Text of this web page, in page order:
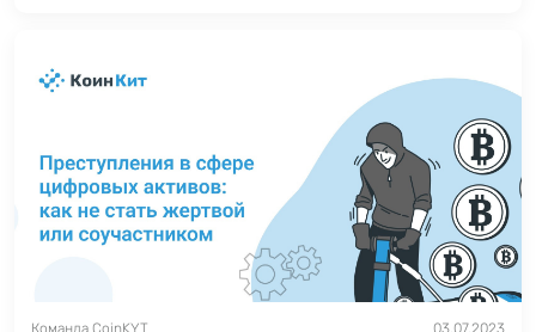
Команда CoinKYT 03.07.2023